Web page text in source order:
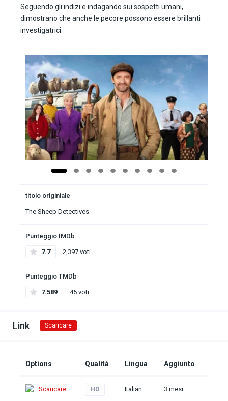
Seguendo gli indizi e indagando sui sospetti umani,
dimostrano che anche le pecore possono essere brillanti
investigatrici.
titolo originiale
The Sheep Detectives
Punteggio IMDb
7.7 2,397 voti
Punteggio TMDb
7.589 45 voti
Link Scaricare
Options Qualità Lingua Aggiunto
Scaricare HD Italian 3 mesi